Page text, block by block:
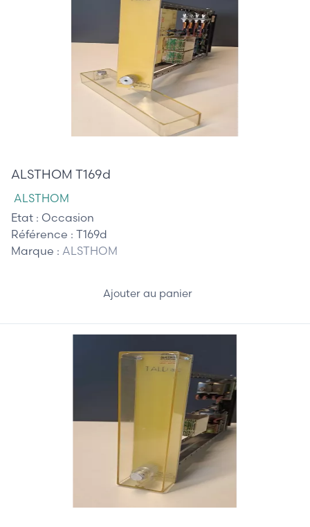
ALSTHOM T169d
ALSTHOM
Etat : Occasion
Référence : T169d
Marque : ALSTHOM
Ajouter au panier